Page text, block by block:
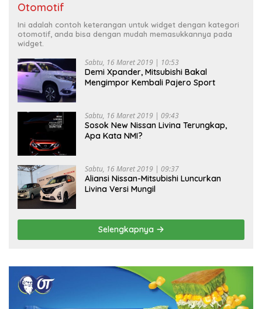
Otomotif
Ini adalah contoh keterangan untuk widget dengan kategori
otomotif, anda bisa dengan mudah memasukkannya pada
widget.
Sabtu, 16 Maret 2019 | 10:53
Demi Xpander, Mitsubishi Bakal
Mengimpor Kembali Pajero Sport
Sabtu, 16 Maret 2019 | 09:43
Sosok New Nissan Livina Terungkap,
Apa Kata NMI?
Sabtu, 16 Maret 2019 | 09:37
Aliansi Nissan-Mitsubishi Luncurkan
Livina Versi Mungil
Selengkapnya